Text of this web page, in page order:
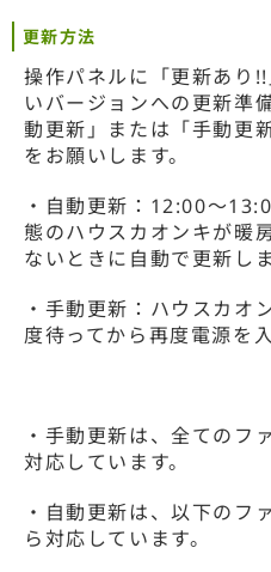
更新方法
操作パネルに「更新あり
いバージョンへの更新準
動更新」または「手動更
をお願いします。
・自動更新：12:00～
態のハウスカオンキが暖
ないときに自動で更新しま
・手動更新：ハウスカオ
度待ってから再度電源を
・手動更新は、全てのフ
対応しています。
・自動更新は、以下のフ
ら対応しています。